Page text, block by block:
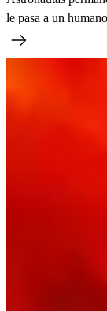
le pasa a un